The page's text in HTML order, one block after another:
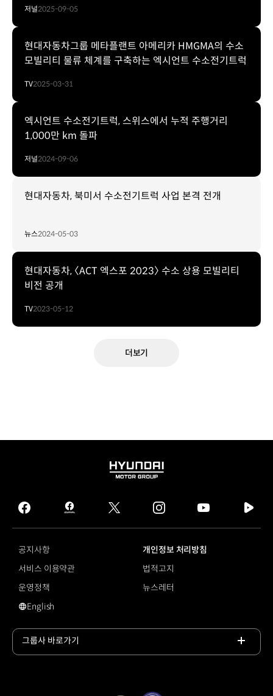
저널2025-09-05
현대자동차그룹 메타플랜트 아메리카 HMGMA의 수소
모빌리티 물류 체계를 구축하는 엑시언트 수소전기트럭
TV2025-03-31
엑시언트 수소전기트럭, 스위스에서 누적 주행거리
1,000만 km 돌파
저널2024-09-06
현대자동차, 북미서 수소전기트럭 사업 본격 전개
뉴스2024-05-03
현대자동차, 〈ACT 엑스포 2023〉 수소 상용 모빌리티
비전 공개
TV2023-05-12
더보기
HYUNDAI
GROUP
facebook
hmg
journal
twitter instagram
tv
공지사항
개인정보 처리방침
서비스 이용약관
법적고지
운영정책
뉴스레터
#수소전기트럭
English
그룹사 바로가기